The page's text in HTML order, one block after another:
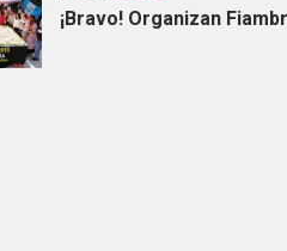
¡Bravo! Organizan